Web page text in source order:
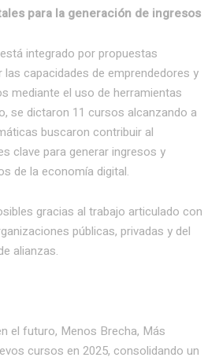
para la generación de ingresos
integrado por propuestas
capacidades de emprendedores y
mediante el uso de herramientas
se dictaron 11 cursos alcanzando a
buscaron contribuir al
clave para generar ingresos y
de la economía digital.
gracias al trabajo articulado con
públicas, privadas y del
alianzas.
el futuro, Menos Brecha, Más
cursos en 2025, consolidando un